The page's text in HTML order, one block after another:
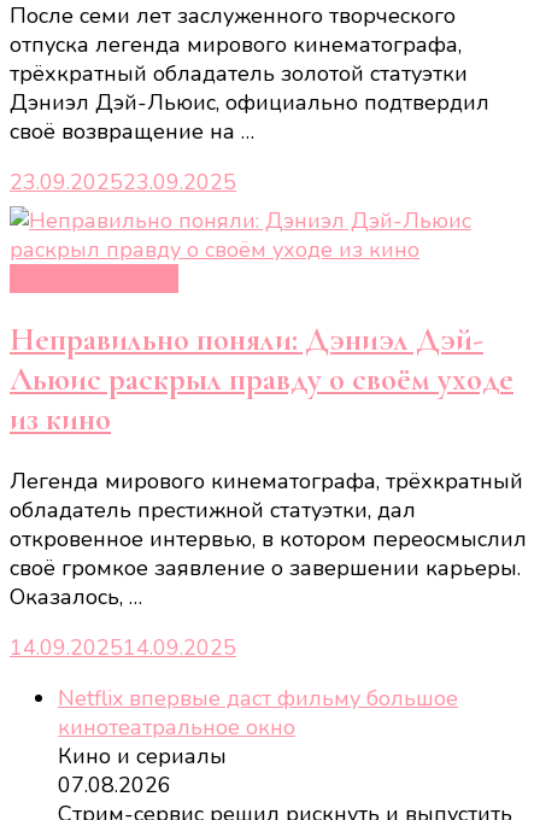
После семи лет заслуженного творческого
отпуска легенда мирового кинематографа,
трёхкратный обладатель золотой статуэтки
Дэниэл Дэй-Льюис, официально подтвердил
своё возвращение на …
23.09.202523.09.2025
Неправильно поняли: Дэниэл Дэй-
Льюис раскрыл правду о своём уходе
из кино
Легенда мирового кинематографа, трёхкратный
обладатель престижной статуэтки, дал
откровенное интервью, в котором переосмыслил
своё громкое заявление о завершении карьеры.
Оказалось, …
14.09.202514.09.2025
Netflix впервые даст фильму большое
кинотеатральное окно
Кино и сериалы
07.08.2026
Стрим-сервис решил рискнуть и выпустить